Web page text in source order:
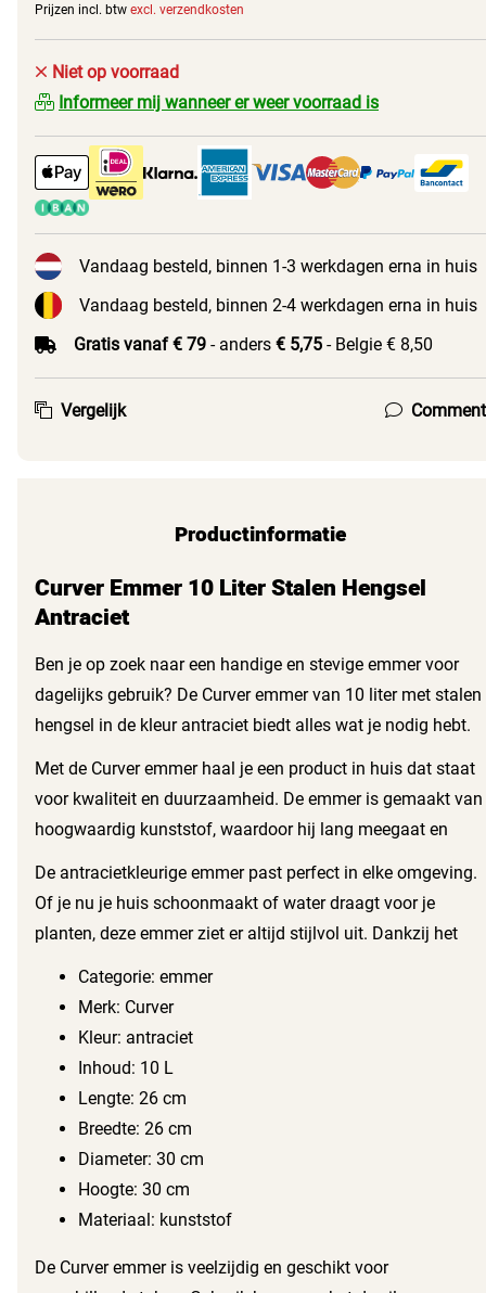
Prijzen incl. btw excl. verzendkosten
Niet op voorraad
Informeer mij wanneer er weer voorraad is
Vandaag besteld, binnen 1-3 werkdagen erna in huis
Vandaag besteld, binnen 2-4 werkdagen erna in huis
Gratis vanaf € 79 - anders € 5,75 - Belgie € 8,50
Vergelijk Comment
Productinformatie
Curver Emmer 10 Liter Stalen Hengsel
Antraciet
Ben je op zoek naar een handige en stevige emmer voor
dagelijks gebruik? De Curver emmer van 10 liter met stalen
hengsel in de kleur antraciet biedt alles wat je nodig hebt.
Met de Curver emmer haal je een product in huis dat staat
voor kwaliteit en duurzaamheid. De emmer is gemaakt van
hoogwaardig kunststof, waardoor hij lang meegaat en
De antracietkleurige emmer past perfect in elke omgeving.
Of je nu je huis schoonmaakt of water draagt voor je
planten, deze emmer ziet er altijd stijlvol uit. Dankzij het
Categorie: emmer
Merk: Curver
Kleur: antraciet
Inhoud: 10 L
Lengte: 26 cm
Breedte: 26 cm
Diameter: 30 cm
Hoogte: 30 cm
Materiaal: kunststof
De Curver emmer is veelzijdig en geschikt voor